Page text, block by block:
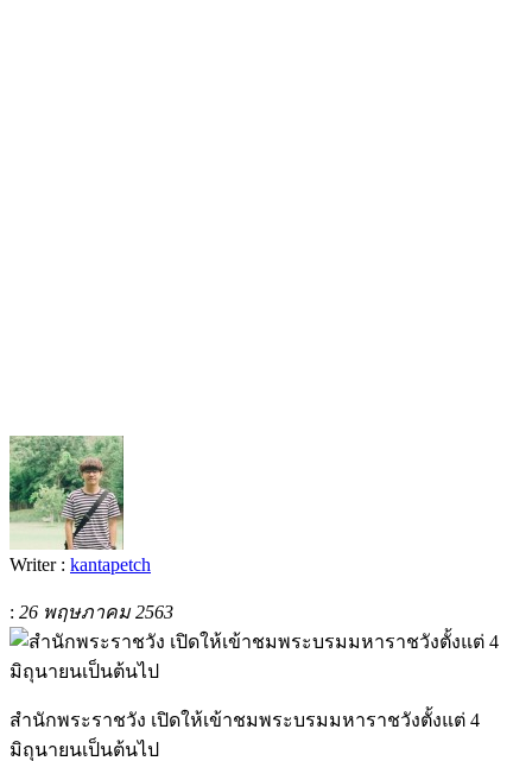
Writer : kantapetch
: 26 พฤษภาคม 2563
สำนักพระราชวัง เปิดให้เข้าชมพระบรมมหาราชวังตั้งแต่ 4
มิถุนายนเป็นต้นไป